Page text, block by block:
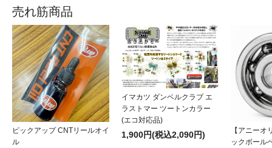
売れ筋商品
ピックアップ CNTリールオイ
ル
イマカツ ダンベルクラブ エ
ラストマー ツートンカラー
(エコ対応品)
1,900円(税込2,090円)
【アニーオ
ックボール